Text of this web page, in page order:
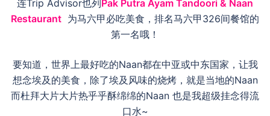
连Trip Advisor也列 Pak Putra Ayam Tandoori & Naan
Restaurant 为马六甲必吃美食，排名马六甲326间餐馆的
第一名哦！
要知道，世界上最好吃的Naan都在中亚或中东国家，让我
想念埃及的美食，除了埃及风味的烧烤，就是当地的Naan
而杜拜大片大片热乎乎酥绵绵的Naan 也是我超级挂念得流
口水~